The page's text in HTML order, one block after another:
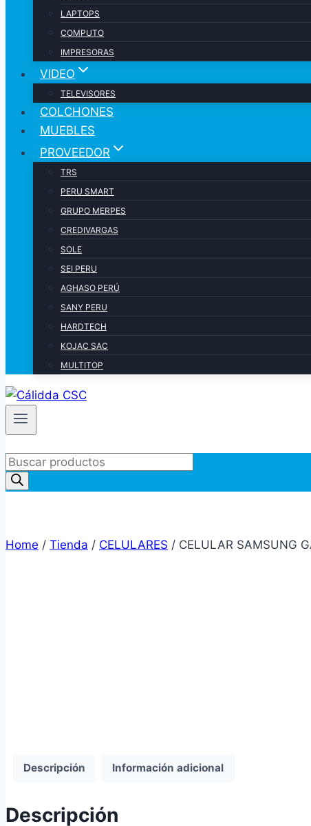
LAPTOPS
COMPUTO
IMPRESORAS
VIDEO
TELEVISORES
COLCHONES
MUEBLES
PROVEEDOR
TRS
PERU SMART
GRUPO MERPES
CREDIVARGAS
SOLE
SEI PERU
AGHASO PERÚ
SANY PERU
HARDTECH
KOJAC SAC
MULTITOP
Products
search
Home / Tienda / CELULARES / CELULAR SAMSUNG
Descripción Información adicional
Descripción